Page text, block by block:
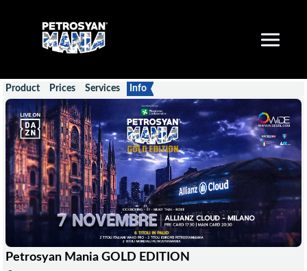
Product Prices Services Info
Petrosyan Mania GOLD EDITION